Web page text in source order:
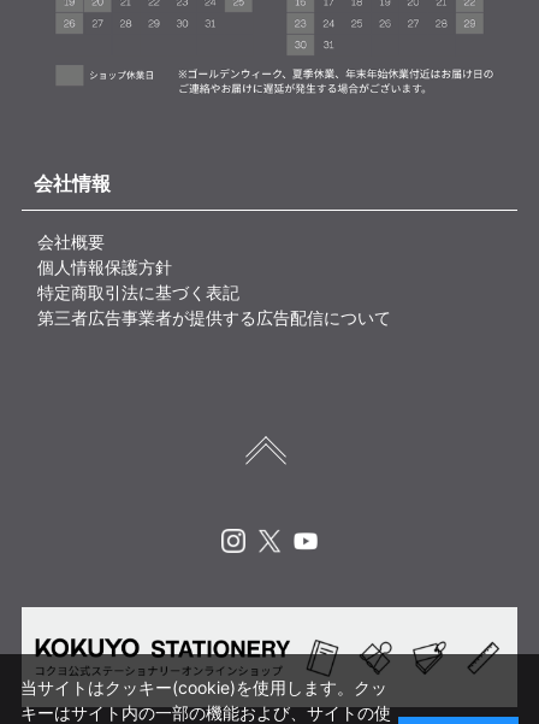
会社情報
会社概要
個人情報保護方針
特定商取引法に基づく表記
第三者広告事業者が提供する広告配信について
当サイトはクッキー(cookie)を使用します。クッ
キーはサイト内の一部の機能および、サイトの使